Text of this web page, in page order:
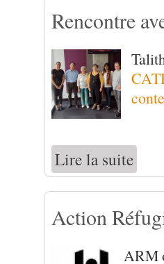
Rencontre
Lire la suite
Action
ARM